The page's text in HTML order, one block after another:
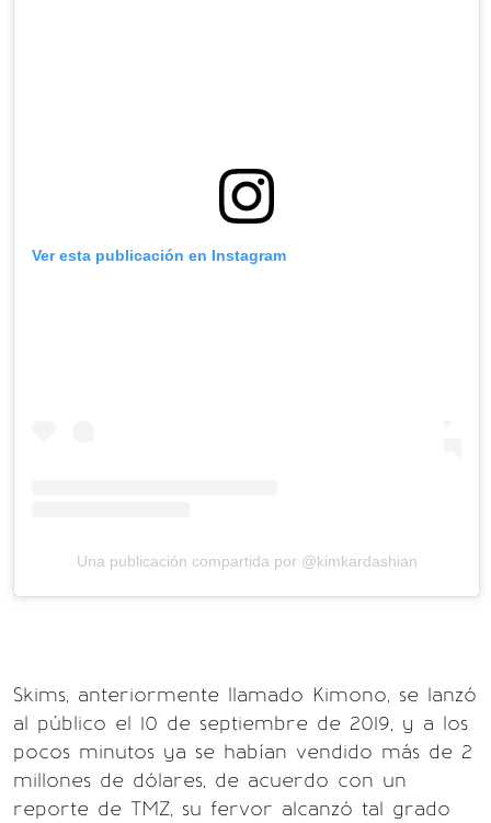
Ver esta publicación en Instagram
Una publicación compartida por @kimkardashian
Skims, anteriormente llamado Kimono, se lanzó
al público el 10 de septiembre de 2019, y a los
pocos minutos ya se habían vendido más de 2
millones de dólares, de acuerdo con un
reporte de TMZ, su fervor alcanzó tal grado